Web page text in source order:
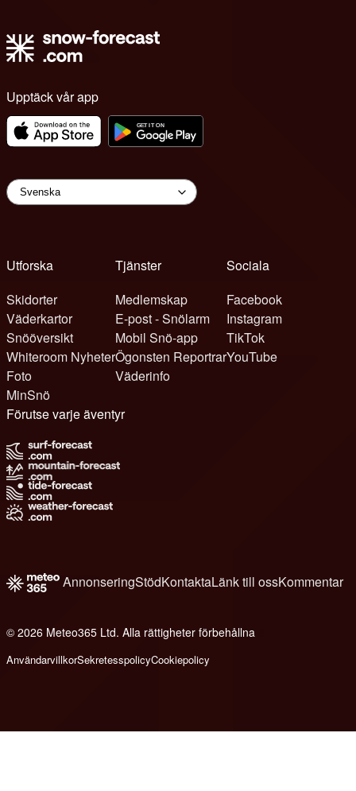
Upptäck vår app
Utforska
Skidorter
Väderkartor
Snööversikt
Whiteroom Nyheter
Foto
MinSnö
Tjänster
Medlemskap
E-post - Snölarm
Mobil Snö-app
Ögonsten Reportrar
Väderinfo
Sociala
Facebook
Instagram
TikTok
YouTube
Förutse varje äventyr
AnnonseringStödKontaktaLänk till ossKommentar
© 2026 Meteo365 Ltd. Alla rättigheter förbehållna
AnvändarvillkorSekretesspolicyCookiepolicy